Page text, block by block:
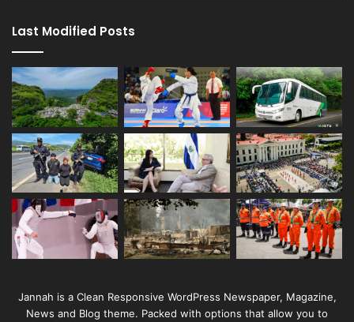
Last Modified Posts
Jannah is a Clean Responsive WordPress Newspaper, Magazine,
News and Blog theme. Packed with options that allow you to